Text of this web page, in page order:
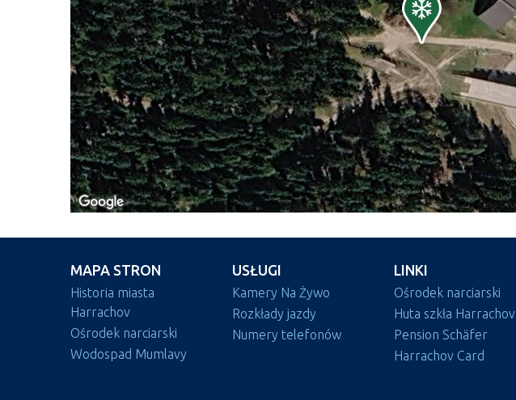
MAPA STRON
Historia miasta
Harrachov
Ośrodek narciarski
Wodospad Mumlavy
USŁUGI
Kamery Na Żywo
Rozkłady jazdy
Numery telefonów
LINKI
Ośrodek narciarski
Huta szkła Harrachov
Pension Schäfer
Harrachov Card